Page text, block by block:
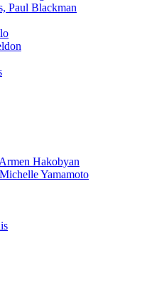
Paul Blackman
Hakobyan
Yamamoto